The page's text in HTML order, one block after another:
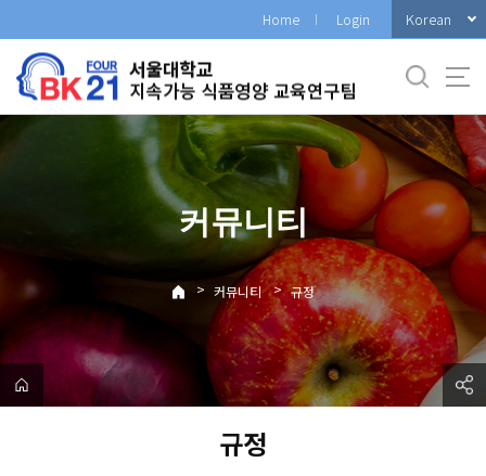
로
메
Home Login Korean
커뮤니티
> 커뮤니티 > 규정
규정